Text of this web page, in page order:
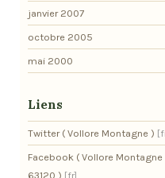
janvier 2007
octobre 2005
mai 2000
Liens
Twitter ( Vollore Montagne )
Facebook ( Vollore Montagne
63120 )